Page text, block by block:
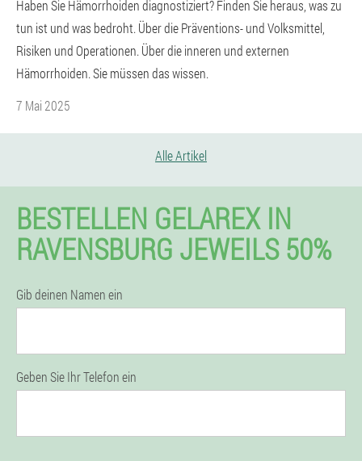
Haben Sie Hämorrhoiden diagnostiziert? Finden Sie heraus, was zu
tun ist und was bedroht. Über die Präventions- und Volksmittel,
Risiken und Operationen. Über die inneren und externen
Hämorrhoiden. Sie müssen das wissen.
7 Mai 2025
Alle Artikel
BESTELLEN GELAREX IN
RAVENSBURG JEWEILS 50%
Gib deinen Namen ein
Geben Sie Ihr Telefon ein